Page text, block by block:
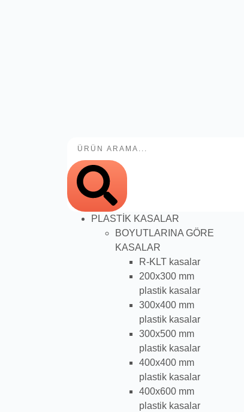
PLASTİK KASALAR
BOYUTLARINA GÖRE
KASALAR
R-KLT kasalar
200x300 mm
plastik kasalar
300x400 mm
plastik kasalar
300x500 mm
plastik kasalar
400x400 mm
plastik kasalar
400x600 mm
plastik kasalar